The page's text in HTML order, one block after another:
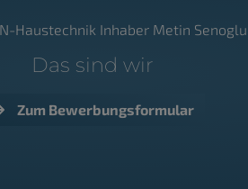
Haustechnik Inhaber Metin
Das sind wir
Zum Bewerbungsformular